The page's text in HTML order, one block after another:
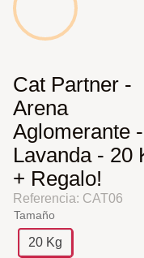
Cat Partner -
Arena
Aglomerante -
Lavanda - 20
+ Regalo!
Referencia: CAT06
Tamaño
20 Kg